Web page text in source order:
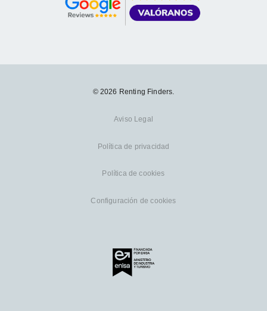
© 2026 Renting Finders.
Aviso Legal
Política de privacidad
Política de cookies
Configuración de cookies